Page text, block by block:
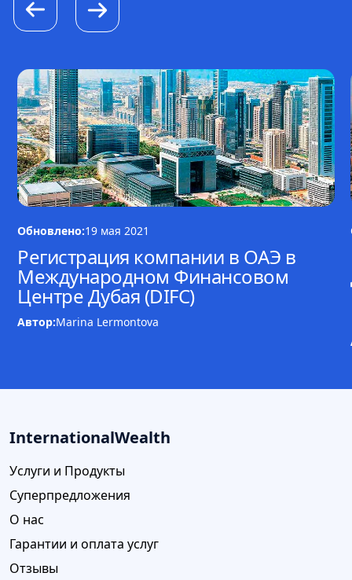
Обновлено:19 мая 2021
Регистрация компании в ОАЭ в
Международном Финансовом
Центре Дубая (DIFC)
Автор:Marina Lermontova
InternationalWealth
Услуги и Продукты
Суперпредложения
О нас
Гарантии и оплата услуг
Отзывы